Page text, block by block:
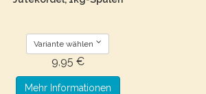
Variante wählen
9,95 €
Mehr Informationen